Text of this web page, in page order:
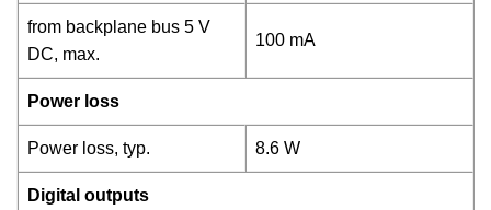
from backplane bus 5 V
DC, max.
100 mA
Power loss
Power loss, typ. 8.6 W
Digital outputs